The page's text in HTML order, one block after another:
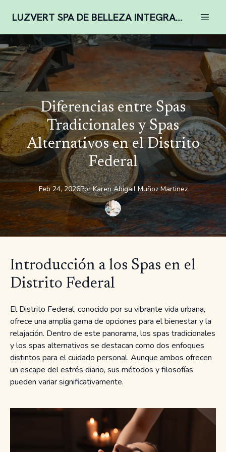
LUZVERT SPA DE BELLEZA INTEGRAL COMPLENTARIA
Diferencias entre Spas
Tradicionales y Spas
Alternativos en el Distrito
Federal
Feb 24, 2026Por Karen Abigail Muñoz Martinez
Introducción a los Spas en el
Distrito Federal
El Distrito Federal, conocido por su vibrante vida urbana,
ofrece una amplia gama de opciones para el bienestar y la
relajación. Dentro de este panorama, los spas tradicionales
y los spas alternativos se destacan como dos enfoques
distintos para el cuidado personal. Aunque ambos ofrecen
un escape del estrés diario, sus métodos y filosofías
pueden variar significativamente.